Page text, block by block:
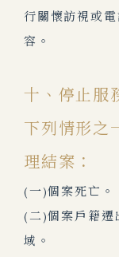
行關懷訪視或
容。
十、停止服
下列情形之
理結案：
(一)個案死亡。
(二)個案戶籍遷
域。